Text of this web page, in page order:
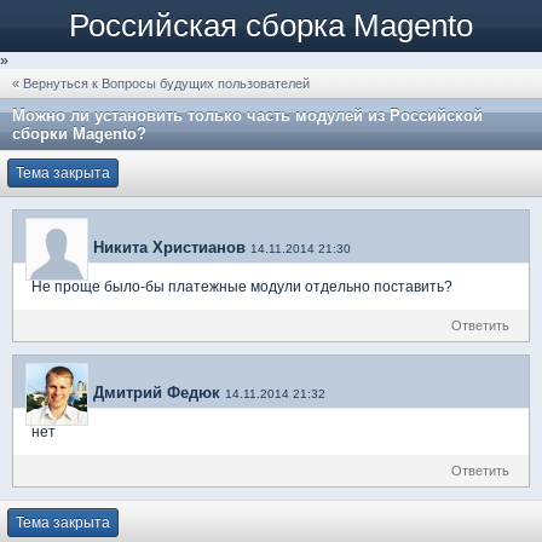
Российская сборка Magento
»
« Вернуться к Вопросы будущих пользователей
Можно ли установить только часть модулей из Российской
сборки Magento?
Тема закрыта
Никита Христианов 14.11.2014 21:30
Не проще было-бы платежные модули отдельно поставить?
Ответить
Дмитрий Федюк 14.11.2014 21:32
нет
Ответить
Тема закрыта